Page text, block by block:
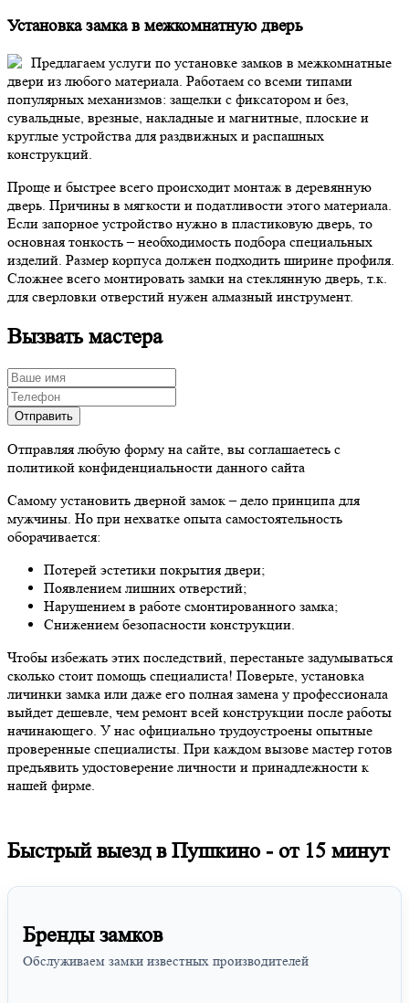
Установка замка в межкомнатную дверь
Предлагаем услуги по установке замков в межкомнатные
двери из любого материала. Работаем со всеми типами
популярных механизмов: защелки с фиксатором и без,
сувальдные, врезные, накладные и магнитные, плоские и
круглые устройства для раздвижных и распашных
конструкций.
Проще и быстрее всего происходит монтаж в деревянную
дверь. Причины в мягкости и податливости этого материала.
Если запорное устройство нужно в пластиковую дверь, то
основная тонкость – необходимость подбора специальных
изделий. Размер корпуса должен подходить ширине профиля.
Сложнее всего монтировать замки на стеклянную дверь, т.к.
для сверловки отверстий нужен алмазный инструмент.
Вызвать мастера
Отправляя любую форму на сайте, вы соглашаетесь с
политикой конфиденциальности данного сайта
Самому установить дверной замок – дело принципа для
мужчины. Но при нехватке опыта самостоятельность
оборачивается:
Потерей эстетики покрытия двери;
Появлением лишних отверстий;
Нарушением в работе смонтированного замка;
Снижением безопасности конструкции.
Чтобы избежать этих последствий, перестаньте задумываться
сколько стоит помощь специалиста! Поверьте, установка
личинки замка или даже его полная замена у профессионала
выйдет дешевле, чем ремонт всей конструкции после работы
начинающего. У нас официально трудоустроены опытные
проверенные специалисты. При каждом вызове мастер готов
предъявить удостоверение личности и принадлежности к
нашей фирме.
Быстрый выезд в Пушкино - от 15 минут
Бренды замков
Обслуживаем замки известных производителей